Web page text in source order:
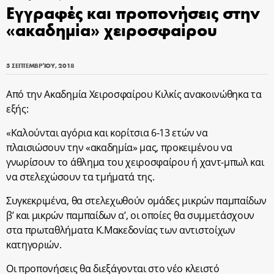
Εγγραφές και προπονήσεις στην
«ακαδημία» χειροσφαίρου
5 ΣΕΠΤΕΜΒΡΊΟΥ, 2018
Από την Ακαδημία Χειροσφαίρου Κιλκίς ανακοινώθηκα τα
εξής:
«Καλούνται αγόρια και κορίτσια 6-13 ετών να
πλαισιώσουν την «ακαδημία» μας, προκειμένου να
γνωρίσουν το άθλημα του χειροσφαίρου ή χαντ-μπωλ και
να στελεχώσουν τα τμήματά της.
Συγκεκριμένα, θα στελεχωθούν ομάδες μικρών παμπαίδων
β’ και μικρών παμπαίδων α’, οι οποίες θα συμμετάσχουν
στα πρωταθλήματα Κ.Μακεδονίας των αντιστοίχων
κατηγοριών.
Οι προπονήσεις θα διεξάγονται στο νέο κλειστό